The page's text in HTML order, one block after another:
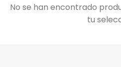
No se han encontrado
tu